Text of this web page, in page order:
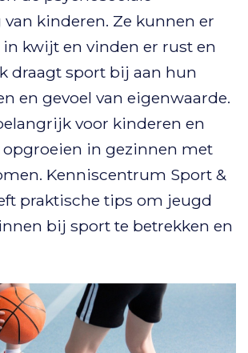
kinderen. Ze kunnen er
kwijt en vinden er rust en
draagt sport bij aan hun
en gevoel van eigenwaarde.
voor kinderen en
in gezinnen met
Kenniscentrum Sport &
praktische tips om jeugd
bij sport te betrekken en